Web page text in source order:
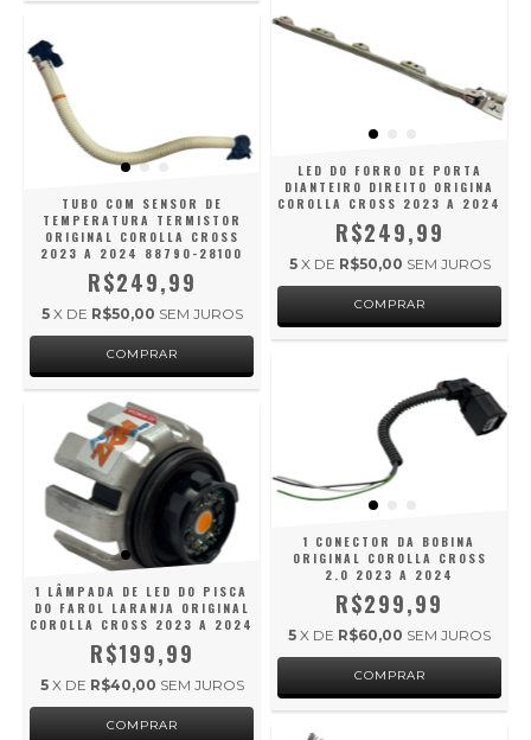
TUBO COM SENSOR DE
TEMPERATURA TERMISTOR
ORIGINAL COROLLA CROSS
2023 A 2024 88790-28100
R$249,99
5 X DE R$50,00 SEM JUROS
LED DO FORRO DE PORTA
DIANTEIRO DIREITO ORIGINA
COROLLA CROSS 2023 A 2024
R$249,99
5 X DE R$50,00 SEM JUROS
1 LÂMPADA DE LED DO PISCA
DO FAROL LARANJA ORIGINAL
COROLLA CROSS 2023 A 2024
R$199,99
5 X DE R$40,00 SEM JUROS
1 CONECTOR DA BOBINA
ORIGINAL COROLLA CROSS
2.0 2023 A 2024
R$299,99
5 X DE R$60,00 SEM JUROS